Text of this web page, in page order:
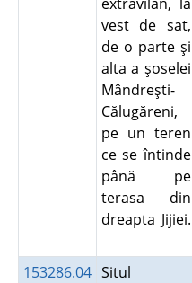
vest de sat,
de o parte şi
alta a şoselei
Mândreşti-
Călugăreni,
pe un teren
ce se întinde
până pe
terasa din
dreapta Jijiei.
153286.04 Situl